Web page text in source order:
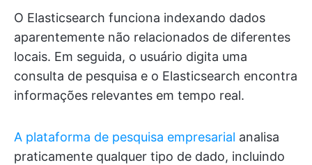
O Elasticsearch funciona indexando dados
aparentemente não relacionados de diferentes
locais. Em seguida, o usuário digita uma
consulta de pesquisa e o Elasticsearch encontra
informações relevantes em tempo real.
A plataforma de pesquisa empresarial analisa
praticamente qualquer tipo de dado, incluindo